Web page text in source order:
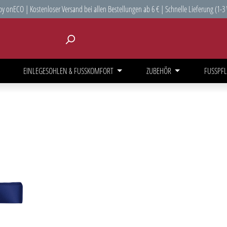
onECO | Kostenloser Versand bei allen Bestellungen ab 6 € | Schnelle Lieferung (1-
EINLEGESOHLEN & FUSSKOMFORT ZUBEHÖR